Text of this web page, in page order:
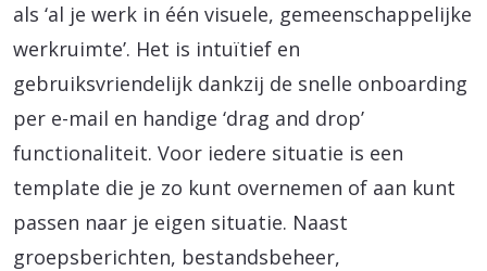
als ‘al je werk in één visuele, gemeenschappelijke
werkruimte’. Het is intuïtief en
gebruiksvriendelijk dankzij de snelle onboarding
per e-mail en handige ‘drag and drop’
functionaliteit. Voor iedere situatie is een
template die je zo kunt overnemen of aan kunt
passen naar je eigen situatie. Naast
groepsberichten, bestandsbeheer,